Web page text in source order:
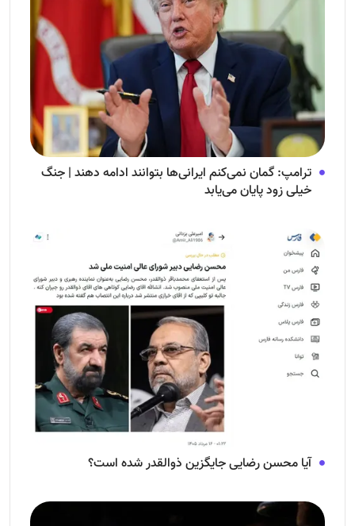
ترامپ: گمان نمی‌کنم ایرانی‌ها بتوانند ادامه دهند | جنگ
خیلی زود پایان می‌یابد
آیا محسن رضایی جایگزین ذوالقدر شده است؟